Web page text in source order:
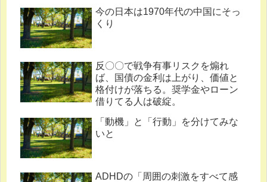
今の日本は1970年代の中国にそっ
くり
反〇〇で戦争有事リスクを煽れ
ば、国債の金利は上がり、価値と
格付けが落ちる。奨学金やローン
借りてる人は破綻。
「動機」と「行動」を分けてみな
いと
ADHDの「周囲の刺激をすべて感